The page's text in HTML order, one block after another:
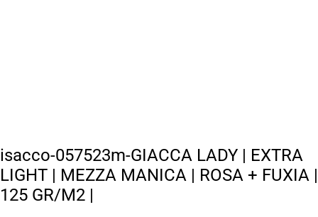
isacco-057523m-GIACCA LADY | EXTRA
LIGHT | MEZZA MANICA | ROSA + FUXIA |
125 GR/M2 |